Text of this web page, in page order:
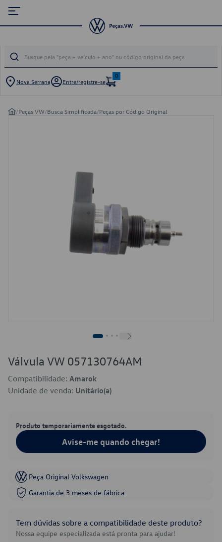
Nova Serrana Entre/registre-se
0
/Peças VW/Busca Simplificada/Peças por Código Original
Válvula VW 057130764AM
Compatibilidade: Amarok
Unidade de venda: Unitário(a)
Produto temporariamente esgotado.
Avise-me quando chegar!
Peça Original Volkswagen
Garantia de 3 meses de fábrica
Tem dúvidas sobre a compatibilidade deste produto?
Nossa equipe especializada está pronta para ajudar!